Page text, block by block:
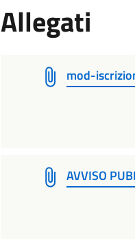
Allegati
mod-
AVVISO